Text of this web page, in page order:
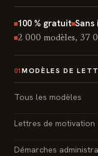
100 % gratuit
2 000 modèles, 37
01 MODÈLES DE
Tous les modèles
Lettres de motivation
Démarches